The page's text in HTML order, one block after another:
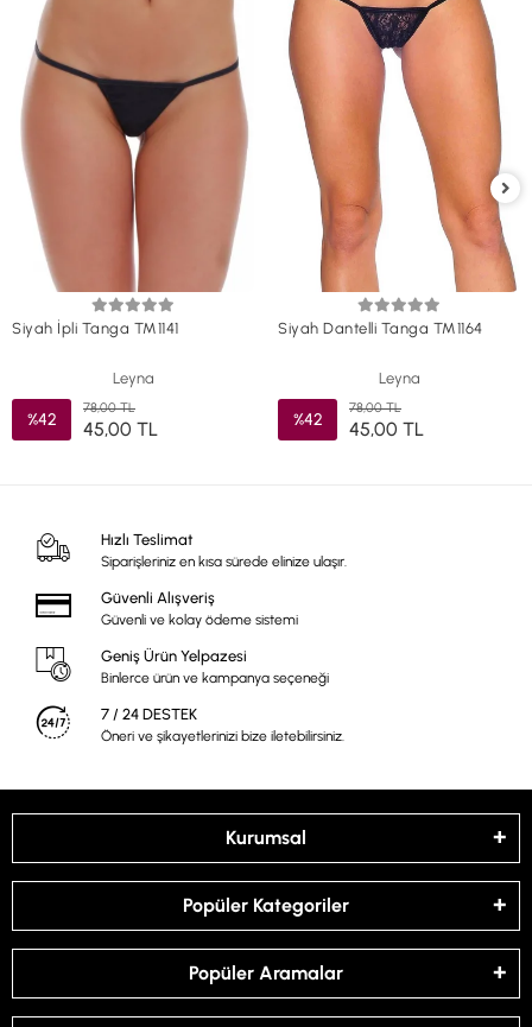
Siyah İpli Tanga TM1141
Leyna
%42
78,00 TL
45,00 TL
Siyah Dantelli Tanga TM1164
Leyna
%42
78,00 TL
45,00 TL
Hızlı Teslimat
Siparişleriniz en kısa sürede elinize ulaşır.
Güvenli Alışveriş
Güvenli ve kolay ödeme sistemi
Geniş Ürün Yelpazesi
Binlerce ürün ve kampanya seçeneği
7 / 24 DESTEK
Öneri ve şikayetlerinizi bize iletebilirsiniz.
Kurumsal
Popüler Kategoriler
Popüler Aramalar